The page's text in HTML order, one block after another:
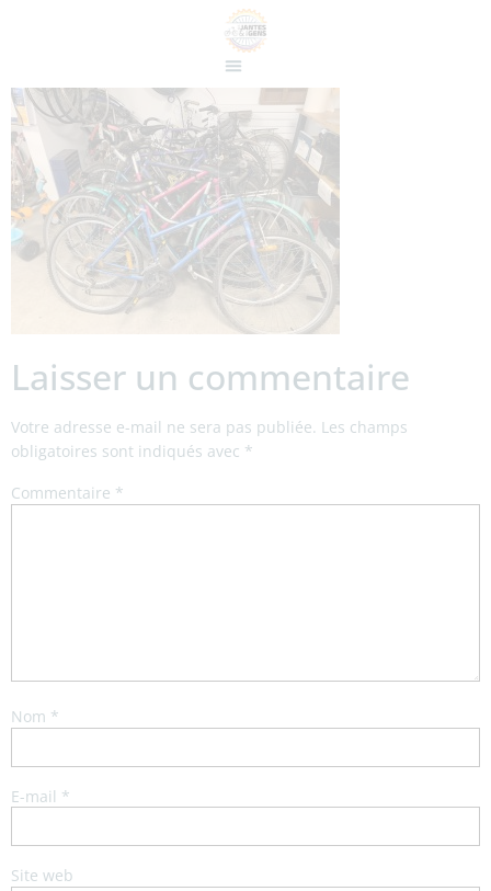
Laisser un commentaire
Votre adresse e-mail ne sera pas publiée. Les champs
obligatoires sont indiqués avec *
Commentaire *
Nom *
E-mail *
Site web